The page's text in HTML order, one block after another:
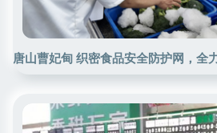
唐山曹妃甸 织密食品安全防护网，全